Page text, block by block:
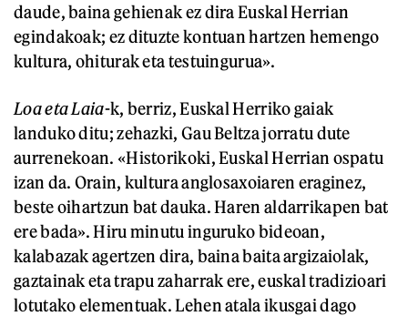
daude, baina gehienak ez dira Euskal Herrian
egindakoak; ez dituzte kontuan hartzen hemengo
kultura, ohiturak eta testuingurua».
Loa eta Laia-k, berriz, Euskal Herriko gaiak
landuko ditu; zehazki, Gau Beltza jorratu dute
aurrenekoan. «Historikoki, Euskal Herrian ospatu
izan da. Orain, kultura anglosaxoiaren eraginez,
beste oihartzun bat dauka. Haren aldarrikapen bat
ere bada». Hiru minutu inguruko bideoan,
kalabazak agertzen dira, baina baita argizaiolak,
gaztainak eta trapu zaharrak ere, euskal tradizioari
lotutako elementuak. Lehen atala ikusgai dago